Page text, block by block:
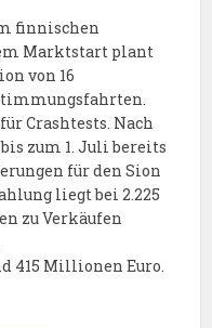
finnischen
Marktstart plant
von 16
Crashtests. Nach
zum 1. Juli bereits
für den Sion
liegt bei 2.225
zu Verkäufen
415 Millionen Euro.